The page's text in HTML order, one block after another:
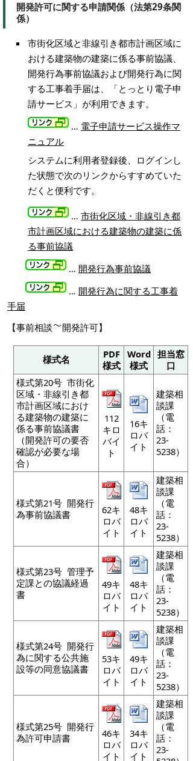
開発許可に関する申請関係（法第29条関
係）
市街化区域と非線引き都市計画区域に
おける建築物の建築に係る事前協議、
開発行為事前協議および開発行為に関
する工事着手届は、「とっとり電子申
請サービス」が利用できます。
… 電子申請サービス操作マ
ニュアル
システムに利用者登録後、ログインし
た状態で次のリンクからすすめていた
だくと便利です。
… 市街化区域・非線引き都
市計画区域における建築物の建築に係
る事前協議
… 開発行為事前協議
… 開発行為に関する工事着
手届
【事前相談
開発許可】
様式名
PDF
様式
Word
様式
担当窓
口
様式第20号 市街化
区域・非線引き都
市計画区域におけ
る建築物の建築に
係る事前協議書
（開発許可の要否
確認が必要な場
合）
112
キロ
バイ
ト
16キ
ロバ
イト
建築相
談課
（電
話：
23-
5238）
様式第21号 開発行
為事前協議書
62キ
ロバ
イト
48キ
ロバ
イト
建築相
談課
（電
話：
23-
5238）
様式第23号 管理予
定課との協議経過
書
49キ
ロバ
イト
48キ
ロバ
イト
建築相
談課
（電
話：
23-
5238）
様式第24号 開発行
為に関する公共施
設等の同意協議書
53キ
ロバ
イト
49キ
ロバ
イト
建築相
談課
（電
話：
23-
5238）
様式第25号 開発行
為許可申請書
46キ
ロバ
イト
34キ
ロバ
イト
建築相
談課
（電
話：
23-